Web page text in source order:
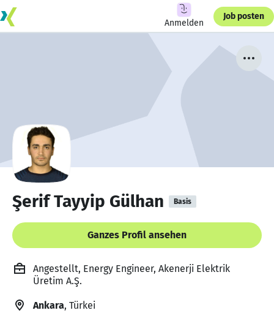
Anmelden
Job posten
Şerif Tayyip Gülhan Basis
Ganzes Profil ansehen
Angestellt, Energy Engineer, Akenerji Elektrik
Üretim A.Ş.
Ankara, Türkei